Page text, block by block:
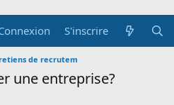
S'inscrire
de recrutem
une entreprise?